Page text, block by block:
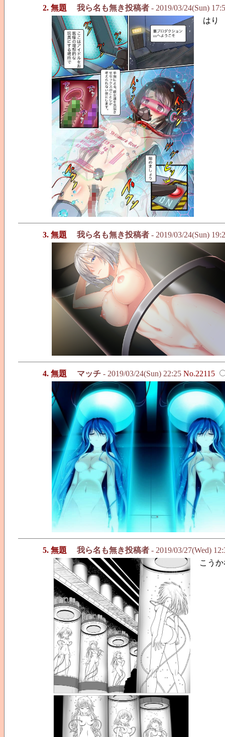
2. 無題 我ら名も無き投稿者 - 2019/03/24(Sun)
はり
3. 無題 我ら名も無き投稿者 - 2019/03/24(Sun)
4. 無題 マッチ - 2019/03/24(Sun) 22:25 No.22115
5. 無題 我ら名も無き投稿者 - 2019/03/27(Wed)
こう